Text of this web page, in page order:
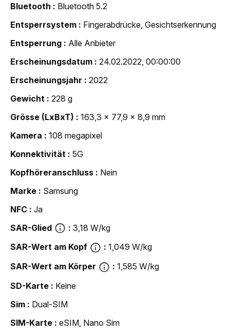
Bluetooth
Bluetooth 5.2
Entsperrsystem
Fingerabdrücke, Gesichtserkennung
Entsperrung
Alle Anbieter
Erscheinungsdatum
24.02.2022, 00:00:00
Erscheinungsjahr
2022
Gewicht
228 g
Grösse (LxBxT)
163,3 x 77,9 x 8,9 mm
Kamera
108 megapixel
Konnektivität
5G
Kopfhöreranschluss
Nein
Marke
Samsung
NFC
Ja
SAR-Glied
3,18 W/kg
SAR-Wert am Kopf
1,049 W/kg
SAR-Wert am Körper
1,585 W/kg
SD-Karte
Keine
Sim
Dual-SIM
SIM-Karte
eSIM, Nano Sim